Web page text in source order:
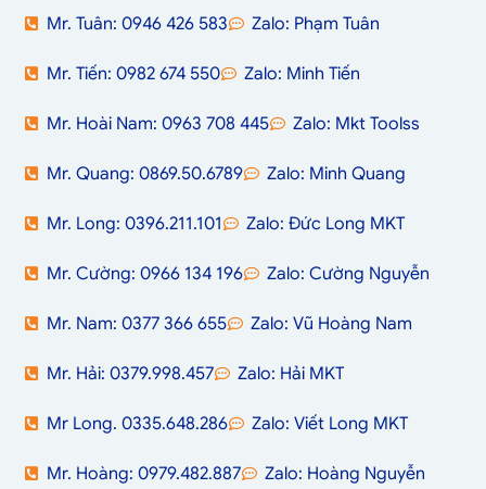
Mr. Tuân: 0946 426 583 Zalo: Phạm Tuân
Mr. Tiến: 0982 674 550 Zalo: Minh Tiến
Mr. Hoài Nam: 0963 708 445 Zalo: Mkt Toolss
Mr. Quang: 0869.50.6789 Zalo: Minh Quang
Mr. Long: 0396.211.101 Zalo: Đức Long MKT
Mr. Cường: 0966 134 196 Zalo: Cường Nguyễn
Mr. Nam: 0377 366 655 Zalo: Vũ Hoàng Nam
Mr. Hải: 0379.998.457 Zalo: Hải MKT
Mr Long. 0335.648.286 Zalo: Viết Long MKT
Mr. Hoàng: 0979.482.887 Zalo: Hoàng Nguyễn